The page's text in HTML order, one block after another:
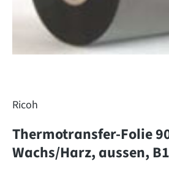
Ricoh
Thermotransfer-Folie
Wachs/Harz, aussen,